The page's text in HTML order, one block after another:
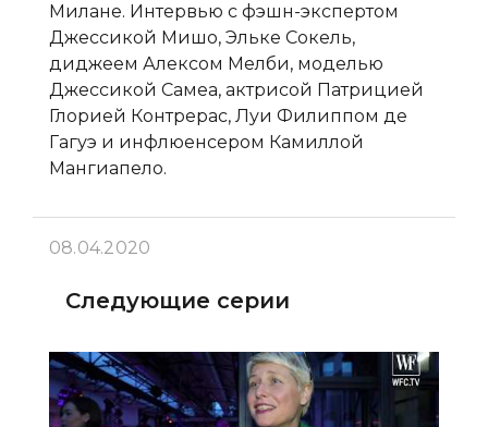
Милане. Интервью с фэшн-экспертом
Джессикой Мишо, Эльке Сокель,
диджеем Алексом Мелби, моделью
Джессикой Самеа, актрисой Патрицией
Глорией Контрерас, Луи Филиппом де
Гагуэ и инфлюенсером Камиллой
Мангиапело.
08.04.2020
Следующие серии